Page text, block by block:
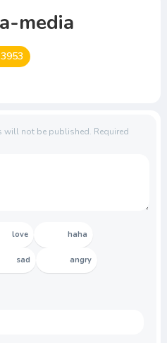
media
3953
will not be published. Required
love haha
sad angry